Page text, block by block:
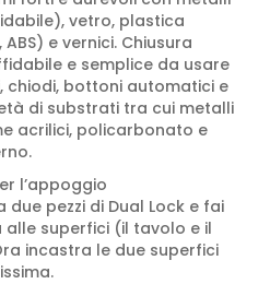
vetro, plastica
e vernici. Chiusura
e semplice da usare
chiodi, bottoni automatici e
di substrati tra cui metalli
acrilici, policarbonato e
l’appoggio
due pezzi di Dual Lock e fai
superfici (il tavolo e il
incastra le due superfici